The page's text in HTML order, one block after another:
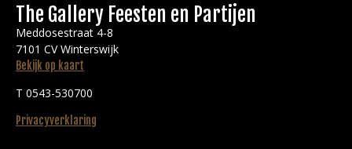
The Gallery Feesten en Partijen
Meddosestraat 4-8
7101 CV Winterswijk
Bekijk op kaart
T 0543-530700
Privacyverklaring